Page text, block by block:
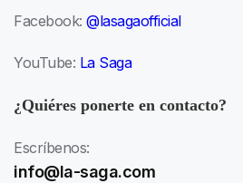
Facebook: @lasagaofficial
YouTube: La Saga
¿Quiéres ponerte en contacto?
Escríbenos:
info@la-saga.com